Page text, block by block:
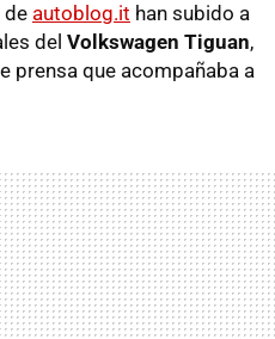
de autoblog.it han subido a
del Volkswagen Tiguan,
prensa que acompañaba a